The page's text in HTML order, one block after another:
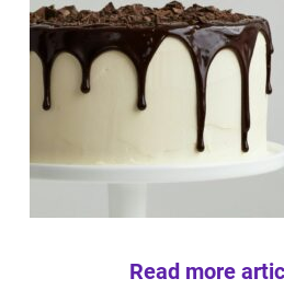
Read more